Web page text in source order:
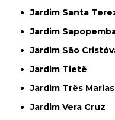
Jardim Santa
Jardim
Jardim São
Jardim Tietê
Jardim Três Marias
Jardim Vera Cruz